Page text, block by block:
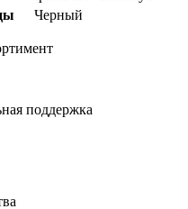
Черный
поддержка